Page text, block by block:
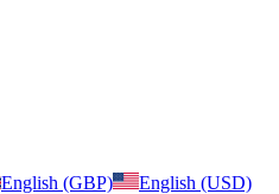
English (GBP)
English (USD)